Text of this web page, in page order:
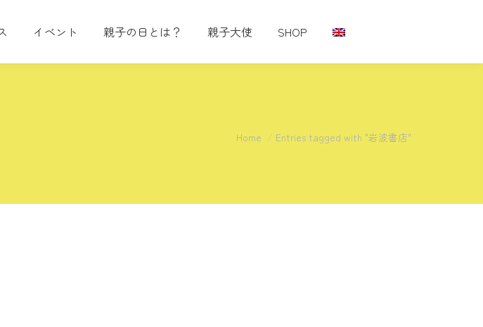
イベント 親子の日とは？ 親子大使 SHOP
You are here:
Home Entries tagged with "岩波書店"